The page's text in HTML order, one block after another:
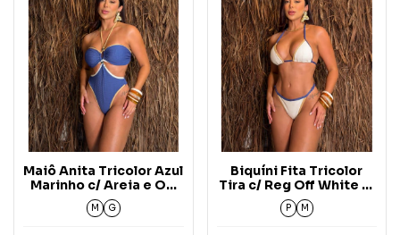
Maiô Anita Tricolor Azul
Marinho c/ Areia e Off
White Carmel Blue
Jeans
M G
Biquíni Fita Tricolor
Tira c/ Reg Off White c/
Azul Marinho e Areia
Carmel Blue Jeans
P M